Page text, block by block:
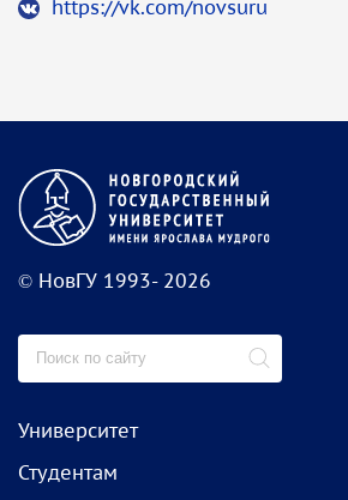
https://vk.com/novsuru
© НовГУ 1993- 2026
Университет
Студентам